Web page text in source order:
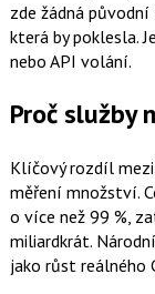
zde žádná
která by poklesla.
nebo API volání.
Proč služby
Klíčový rozdíl
měření množství.
o více než 99 %,
miliardkrát.
jako růst reálného